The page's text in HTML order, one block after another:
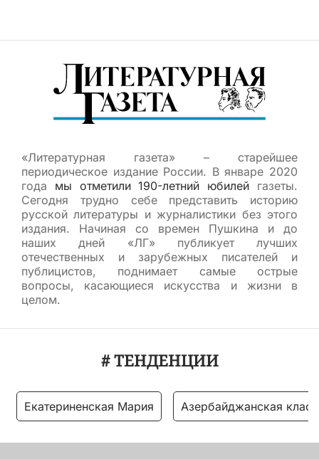
«Литературная газета» – старейшее
периодическое издание России. В январе 2020
года мы отметили 190-летний юбилей газеты.
Сегодня трудно себе представить историю
русской литературы и журналистики без этого
издания. Начиная со времен Пушкина и до
наших дней «ЛГ» публикует лучших
отечественных и зарубежных писателей и
публицистов, поднимает самые острые
вопросы, касающиеся искусства и жизни в
целом.
# ТЕНДЕНЦИИ
Екатериненская Мария Азербайджанская